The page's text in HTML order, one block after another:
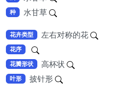
种 水甘草
花卉类型 左右对称的花
花序
花瓣形状
高杯状
叶形 披针形